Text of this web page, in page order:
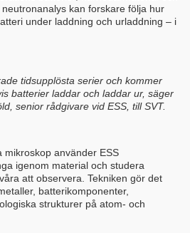
kan forskare följa hur
under laddning och urladdning – i
tidsupplösta serier och kommer
batterier laddar och laddar ur, säger
senior rådgivare vid ESS, till SVT.
mikroskop använder ESS
igenom material och studera
att observera. Tekniken gör det
batterikomponenter,
strukturer på atom- och